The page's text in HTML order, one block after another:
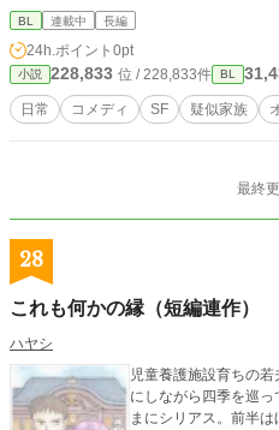
BL 連載中 長編
24h.ポイント 0pt
小説 228,833 位 / 228,833件 BL
日常 コメディ SF 疑似家族
最終
28
これも何かの縁（短編連作）
ハヤシ
児童養護施設育ちの
にしながら四季を巡
まにシリアス。前半